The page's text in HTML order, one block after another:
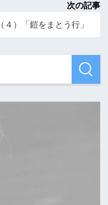
次の記事
）「鎧をまとう行」